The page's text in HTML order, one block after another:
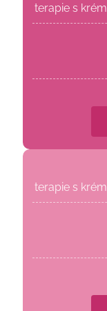
terapie s
terapie s